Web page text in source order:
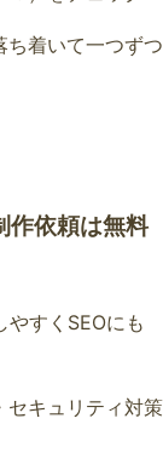
ち着いて一つずつ
依頼は無料
すくSEOにも
セキュリティ対策